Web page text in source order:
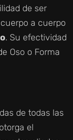
de ser
a cuerpo
. Su efectividad
Oso o Forma
de todas las
el